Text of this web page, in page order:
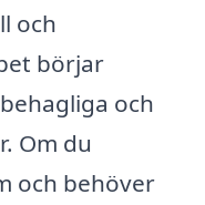
och
börjar
och
Om du
och behöver